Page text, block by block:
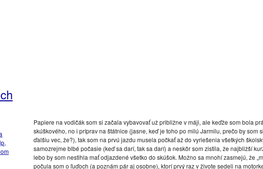
Papiere na vodičák som si začala vybavovať už približne v máji, ale keďže som bola
skúškového, no i príprav na štátnice (jasne, keď je toho po milú Jarmilu, prečo by som
ďalšiu vec, že?), tak som na prvú jazdu musela počkať až do vyriešenia všetkých
samozrejme blbé počasie (keď sa darí, tak sa darí) a neskôr som zistila, že najbližší
lebo by som nestihla mať odjazdené všetko do skúšok. Možno sa mnohí zasmejú, že
počula som o ľuďoch (a poznám pár aj osobne), ktorí prvý raz v živote sedeli na